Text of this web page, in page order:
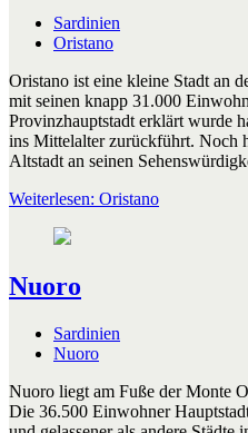
Sardinien
Oristano
Oristano ist eine kleine Stadt an
mit seinen knapp 31.000
Provinzhauptstadt erklärt wurde
ins Mittelalter zurückführt. Noch
Altstadt an seinen
Weiterlesen: Oristano
Nuoro
Sardinien
Nuoro
Nuoro liegt am Fuße der Monte
Die 36.500 Einwohner